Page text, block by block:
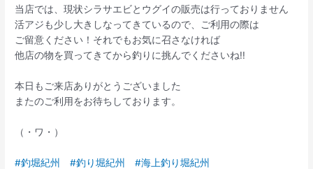
当店では、現状シラサエビとウグイの販売は行っておりません
活アジも少し大きしなってきているので、ご利用の際は
ご留意ください！それでもお気に召さなければ
他店の物を買ってきてから釣りに挑んでくださいね!!
本日もご来店ありがとうございました
またのご利用をお待ちしております。
（・ワ・）
#釣堀紀州 #釣り堀紀州
#海上釣り堀紀州